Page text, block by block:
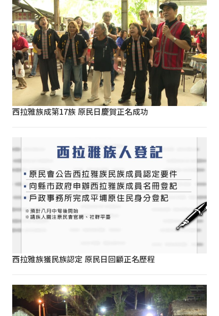
西拉雅族成第17族 原民日慶賀正名成功
西拉雅族獲民族認定 原民日回顧正名歷程